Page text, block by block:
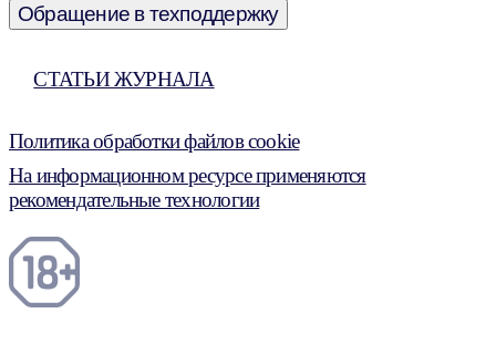
Обращение в техподдержку
СТАТЬИ ЖУРНАЛА
Политика обработки файлов cookie
На информационном ресурсе применяются
рекомендательные технологии